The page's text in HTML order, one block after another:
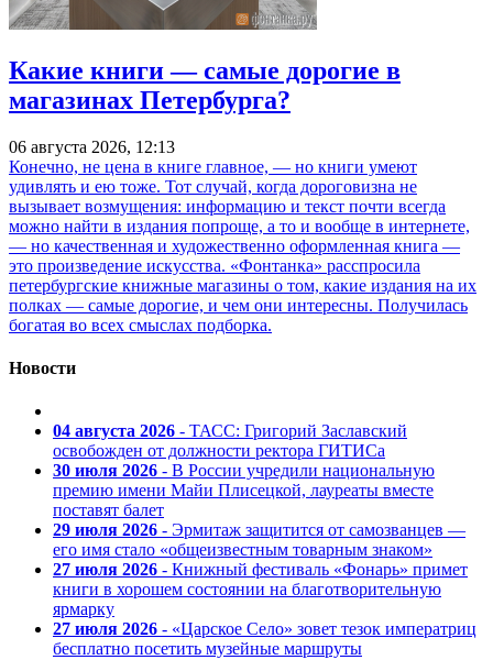
Какие книги — самые дорогие в
магазинах Петербурга?
06 августа 2026, 12:13
Конечно, не цена в книге главное, — но книги умеют
удивлять и ею тоже. Тот случай, когда дороговизна не
вызывает возмущения: информацию и текст почти всегда
можно найти в издания попроще, а то и вообще в интернете,
— но качественная и художественно оформленная книга —
это произведение искусства. «Фонтанка» расспросила
петербургские книжные магазины о том, какие издания на их
полках — самые дорогие, и чем они интересны. Получилась
богатая во всех смыслах подборка.
Новости
04 августа 2026 - ТАСС: Григорий Заславский
освобожден от должности ректора ГИТИСа
30 июля 2026 - В России учредили национальную
премию имени Майи Плисецкой, лауреаты вместе
поставят балет
29 июля 2026 - Эрмитаж защитится от самозванцев —
его имя стало «общеизвестным товарным знаком»
27 июля 2026 - Книжный фестиваль «Фонарь» примет
книги в хорошем состоянии на благотворительную
ярмарку
27 июля 2026 - «Царское Село» зовет тезок императриц
бесплатно посетить музейные маршруты